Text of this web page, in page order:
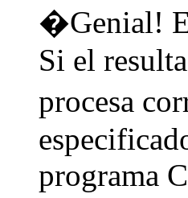
�Genial!
Si el
procesa
programa